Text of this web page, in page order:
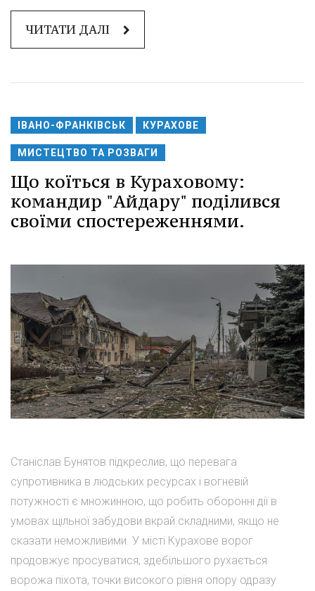
ЧИТАТИ ДАЛІ
ІВАНО-ФРАНКІВСЬК КУРАХОВЕ
МИСТЕЦТВО ТА РОЗВАГИ
Що коїться в Кураховому:
командир "Айдару" поділився
своїми спостереженнями.
Станіслав Бунятов підкреслив, що перевага
супротивника в людських ресурсах і вогневій
потужності є множинною, що робить оборонні дії в
умовах щільної забудови вкрай складними, якщо не
сказати неможливими. У місті Курахове ворог
продовжує просуватися, здебільшого рухається
ворожа піхота, точки високого рівня опору одразу